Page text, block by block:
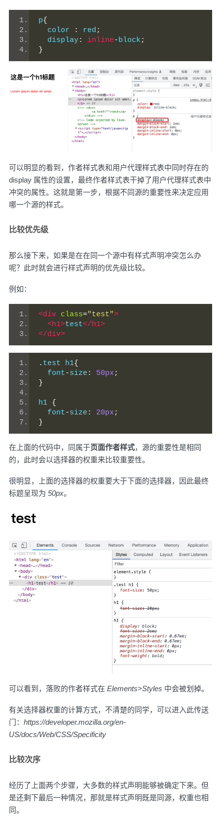
p{
  color
: red ;
  display
: inline-block ;
}
可以明显的看到，作者样式表和用户代理样式表中同时存在的
display 属性的设置，最终作者样式表干掉了用户代理样式表中
冲突的属性。这就是第一步，根据不同源的重要性来决定应用
哪一个源的样式。
比较优先级
那么接下来，如果是在在同一个源中有样式声明冲突怎么办
呢？此时就会进行样式声明的优先级比较。
例如：
<div class="test">
<h1>test</h1>
</div>
. test h1{
  font
-size : 50px ;
}
h1 {
  font
-size : 20px ;
}
在上面的代码中，同属于页面作者样式，源的重要性是相同
的，此时会以选择器的权重来比较重要性。
很明显，上面的选择器的权重要大于下面的选择器，因此最终
标题呈现为 50px。
可以看到，落败的作者样式在 Elements>Styles 中会被划掉。
有关选择器权重的计算方式，不清楚的同学，可以进入此传送
门： https://developer.mozilla.org/en-
US/docs/Web/CSS/Specificity
比较次序
经历了上面两个步骤，大多数的样式声明能够被确定下来。但
是还剩下最后一种情况，那就是样式声明既是同源，权重也相
同。